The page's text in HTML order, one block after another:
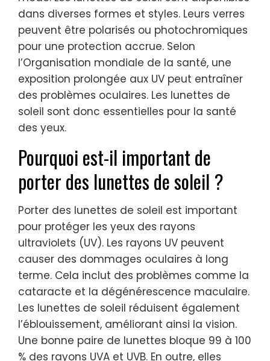
dans diverses formes et styles. Leurs verres
peuvent être polarisés ou photochromiques
pour une protection accrue. Selon
l’Organisation mondiale de la santé, une
exposition prolongée aux UV peut entraîner
des problèmes oculaires. Les lunettes de
soleil sont donc essentielles pour la santé
des yeux.
Pourquoi est-il important de
porter des lunettes de soleil ?
Porter des lunettes de soleil est important
pour protéger les yeux des rayons
ultraviolets (UV). Les rayons UV peuvent
causer des dommages oculaires à long
terme. Cela inclut des problèmes comme la
cataracte et la dégénérescence maculaire.
Les lunettes de soleil réduisent également
l’éblouissement, améliorant ainsi la vision.
Une bonne paire de lunettes bloque 99 à 100
% des rayons UVA et UVB. En outre, elles